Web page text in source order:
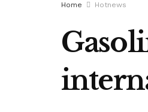
Home Hotnews